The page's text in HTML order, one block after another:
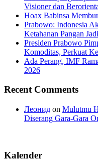
Visioner dan
Hoax Babinsa
Prabowo: Indonesia
Ketahanan Pangan
Presiden Prabowo
Komoditas, Perkuat
Ada Perang, IMF
2026
Recent Comments
Леонид on Mulutmu
Diserang Gara-Gara
Kalender